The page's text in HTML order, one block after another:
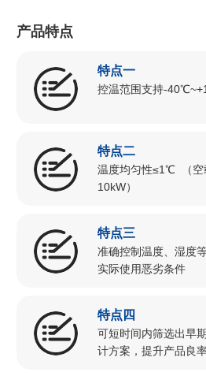
产品特点
特点一
控温范围支持-
特点二
温度均匀性≤1℃ （
10kW）
特点三
准确控制温度、湿度
实际使用恶劣条件
特点四
可短时间内筛选出早
计⽅案，提升产品良